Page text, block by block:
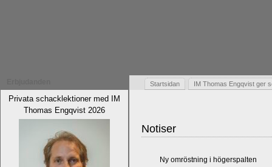
Privata schacklektioner med IM
Thomas Engqvist 2026
Startsidan IM Thomas Engqvist ger
Notiser
Ny omröstning i högerspalten